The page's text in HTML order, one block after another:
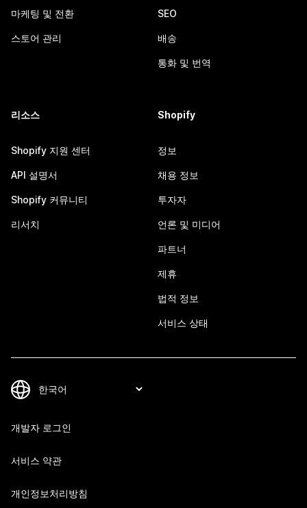
마케팅 및 전환
스토어 관리
SEO
배송
통화 및 번역
리소스
Shopify 지원 센터
API 설명서
Shopify 커뮤니티
리서치
Shopify
정보
채용 정보
투자자
언론 및 미디어
파트너
제휴
법적 정보
서비스 상태
개발자 로그인
서비스 약관
개인정보처리방침